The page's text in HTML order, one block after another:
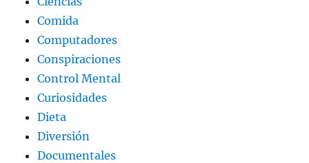
Comida
Computadores
Conspiraciones
Control Mental
Curiosidades
Dieta
Diversión
Documentales